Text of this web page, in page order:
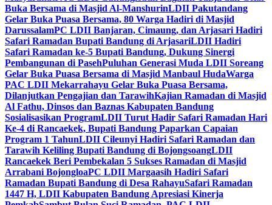
Buka Bersama di Masjid Al-ManshurinLDII Pakutandang
Gelar Buka Puasa Bersama, 80 Warga Hadiri di Masjid
DarussalamPC LDII Banjaran, Cimaung, dan Arjasari Hadiri
Safari Ramadan Bupati Bandung di ArjasariLDII Hadiri
Safari Ramadan ke-5 Bupati Bandung, Dukung Sinergi
Pembangunan di PasehPuluhan Generasi Muda LDII Soreang
Gelar Buka Puasa Bersama di Masjid Manbaul HudaWarga
PAC LDII Mekarrahayu Gelar Buka Puasa Bersama,
Dilanjutkan Pengajian dan TarawihKajian Ramadan di Masjid
Al Fathu, Dinsos dan Baznas Kabupaten Bandung
Sosialisasikan ProgramLDII Turut Hadir Safari Ramadan Hari
Ke-4 di Rancaekek, Bupati Bandung Paparkan Capaian
Program 1 TahunLDII Cileunyi Hadiri Safari Ramadan dan
Tarawih Keliling Bupati Bandung di BojongsoangLDII
Rancaekek Beri Pembekalan 5 Sukses Ramadan di Masjid
Arrabani BojongloaPC LDII Margaasih Hadiri Safari
Ramadan Bupati Bandung di Desa RahayuSafari Ramadan
1447 H, LDII Kabupaten Bandung Apresiasi Kinerja